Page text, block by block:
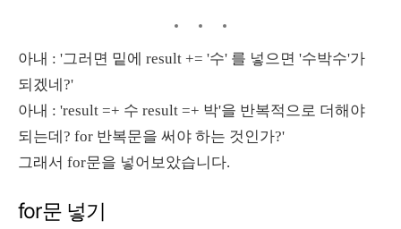
아내 : '그러면 밑에 result += '수' 를 넣으면 '수박수'가
되겠네?'
아내 : 'result =+ 수 result =+ 박'을 반복적으로 더해야
되는데? for 반복문을 써야 하는 것인가?'
그래서 for문을 넣어보았습니다.
for문 넣기